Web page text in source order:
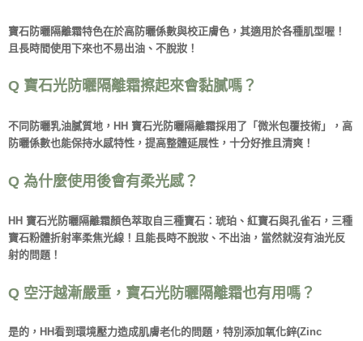
寶石防曬隔離霜特色在於高防曬係數與校正膚色，其適用於各種肌型喔！
且長時間使用下來也不易出油、不脫妝！
Q 寶石光防曬隔離霜擦起來會黏膩嗎？
不同防曬乳油膩質地，HH 寶石光防曬隔離霜採用了「微米包覆技術」，高
防曬係數也能保持水感特性，提高整體延展性，十分好推且清爽！
Q 為什麼使用後會有柔光感？
HH 寶石光防曬隔離霜顏色萃取自三種寶石：琥珀、紅寶石與孔雀石，三種
寶石粉體折射率柔焦光線！且能長時不脫妝、不出油，當然就沒有油光反
射的問題！
Q 空汙越漸嚴重，寶石光防曬隔離霜也有用嗎？
是的，HH看到環境壓力造成肌膚老化的問題，特別添加氧化鋅(Zinc